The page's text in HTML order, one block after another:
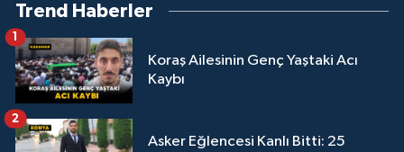
Trend Haberler
Koraş Ailesinin Genç Yaştaki Acı
Kaybı
1
Asker Eğlencesi Kanlı Bitti: 25
2